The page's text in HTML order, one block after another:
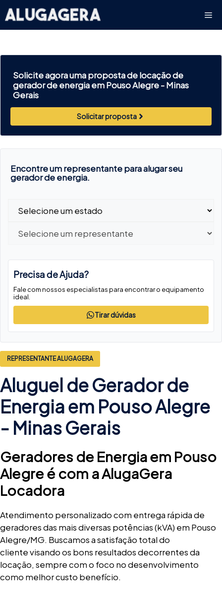
para
o
Solicite agora uma proposta de locação de
gerador de energia em Pouso Alegre -Minas
Gerais
Solicitar proposta
Encontre um representante para alugar seu
gerador de energia.
Precisa de Ajuda?
Fale com nossos especialistas para encontrar o equipamento
ideal.
Tirar dúvidas
REPRESENTANTE ALUGAGERA
Aluguel de Gerador de
Energia em Pouso Alegre
- Minas Gerais
Geradores de Energia em Pouso
Alegre é com a AlugaGera
Locadora
Atendimento personalizado com entrega rápida de
geradores das mais diversas potências (kVA) em Pouso
Alegre/MG. Buscamos a satisfação total do
cliente visando os bons resultados decorrentes da
locação, sempre com o foco no desenvolvimento
como melhor custo benefício.